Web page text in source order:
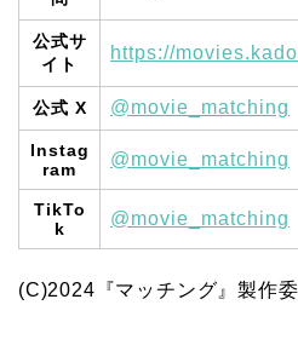
公式サ
イト
https://
公式 X @movie_matching
Instag
ram
@movie_matching
TikTo
k
@movie_matching
(C)2024『マッチング』製作